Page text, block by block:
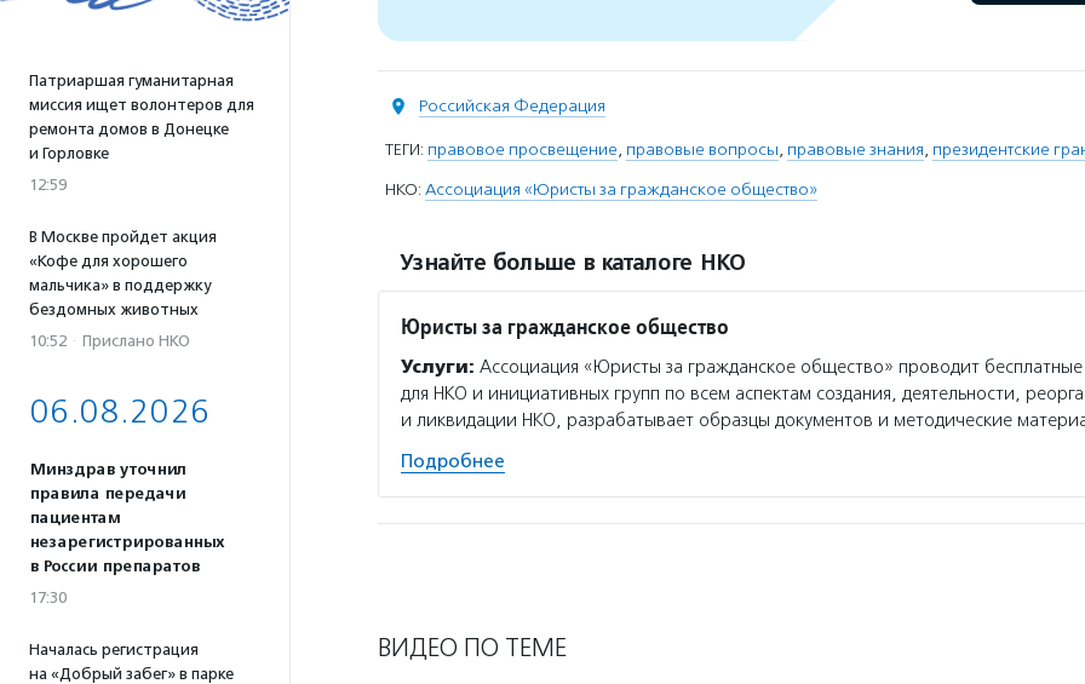
Патриаршая гуманитарная
миссия ищет волонтеров для
ремонта домов в Донецке
и Горловке
12:59
В Москве пройдет акция
«Кофе для хорошего
мальчика» в поддержку
бездомных животных
10:52 · Прислано НКО
06.08.2026
Минздрав уточнил
правила передачи
пациентам
незарегистрированных
в России препаратов
17:30
Началась регистрация
на «Добрый забег» в парке
Российская Федерация
ТЕГИ: правовое просвещение, правовые вопросы, правовые знания, президентские
НКО: Ассоциация «Юристы за гражданское общество»
Узнайте больше в каталоге НКО
Юристы за гражданское общество
Услуги: Ассоциация «Юристы за гражданское общество» проводит бесплатные
для НКО и инициативных групп по всем аспектам создания, деятельности,
и ликвидации НКО, разрабатывает образцы документов и методические
Подробнее
ВИДЕО ПО ТЕМЕ